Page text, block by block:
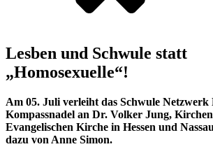
Lesben und Schwule statt
„Homosexuelle“!
Am 05. Juli verleiht das Schwule Netzwerk
Kompassnadel an Dr. Volker Jung,
Evangelischen Kirche in Hessen und
dazu von Anne Simon.